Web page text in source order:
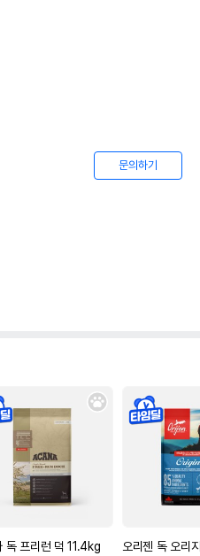
문의하기
독 프리런 덕 11.4kg 오리젠 독 오리